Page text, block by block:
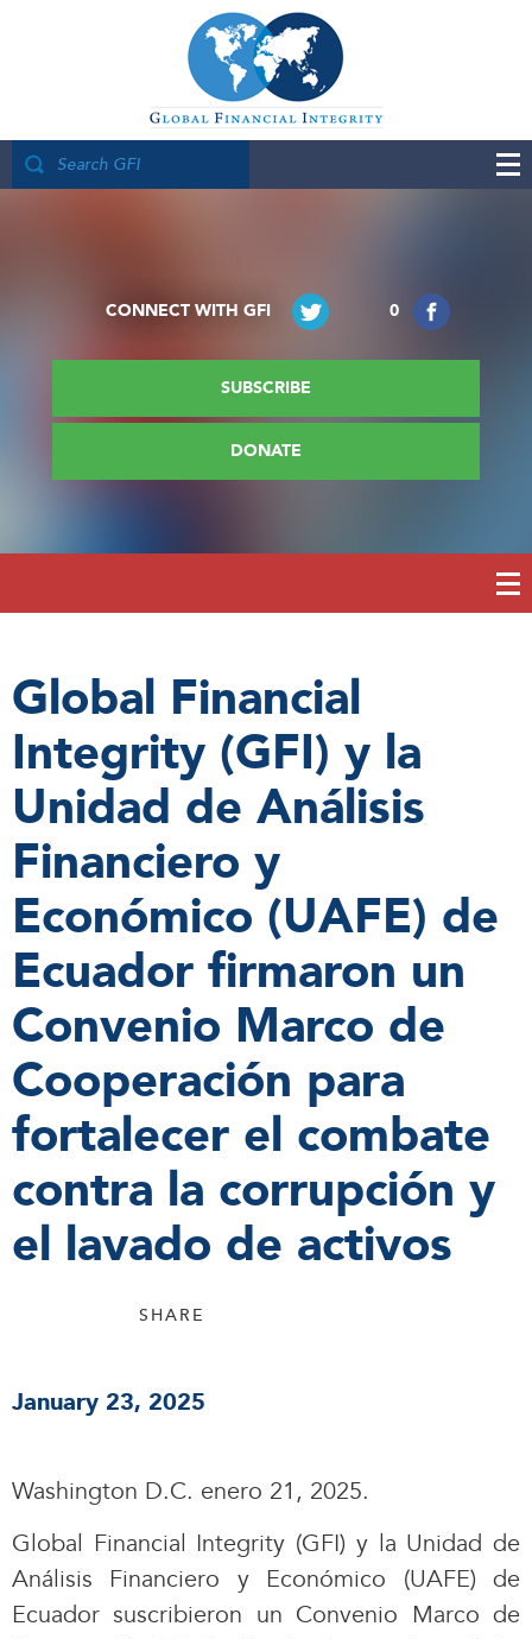
0
CONNECT WITH GFI
SUBSCRIBE
DONATE
Global Financial
Integrity (GFI) y la
Unidad de Análisis
Financiero y
Económico (UAFE) de
Ecuador firmaron un
Convenio Marco de
Cooperación para
fortalecer el combate
contra la corrupción y
el lavado de activos
SHARE
January 23, 2025
Washington D.C. enero 21, 2025.
Global Financial Integrity (GFI) y la Unidad de
Análisis Financiero y Económico (UAFE) de
Ecuador suscribieron un Convenio Marco de